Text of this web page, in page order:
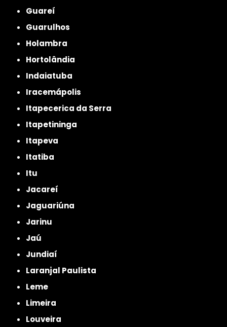
Guareí
Guarulhos
Holambra
Hortolândia
Indaiatuba
Iracemápolis
Itapecerica da Serra
Itapetininga
Itapeva
Itatiba
Itu
Jacareí
Jaguariúna
Jarinu
Jaú
Jundiaí
Laranjal Paulista
Leme
Limeira
Louveira